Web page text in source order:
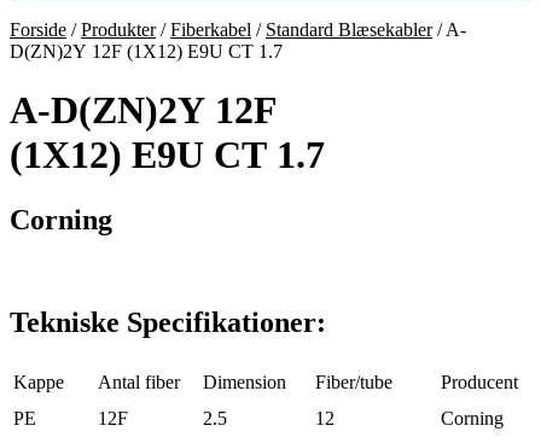
Forside /Produkter/Fiberkabel / Standard Blæsekabler/A-
D(ZN)2Y 12F (1X12) E9U CT 1.7
A-D(ZN)2Y 12F
(1X12) E9U CT 1.7
Corning
Tekniske Specifikationer:
Kappe Antal fiber Dimension Fiber/tube
Producent
PE
12F 2.5 12 Corning